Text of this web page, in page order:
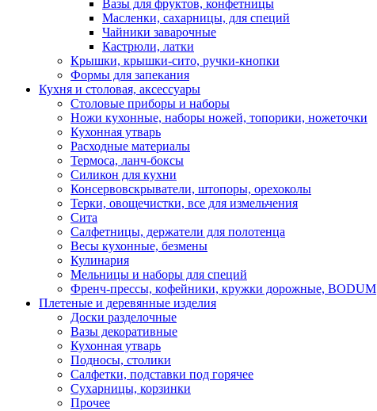
Вазы для фруктов, конфетницы
Масленки, сахарницы, для специй
Чайники заварочные
Кастрюли, латки
Крышки, крышки-сито, ручки-кнопки
Формы для запекания
Кухня и столовая, аксессуары
Столовые приборы и наборы
Ножи кухонные, наборы ножей, топорики, ножеточки
Кухонная утварь
Расходные материалы
Термоса, ланч-боксы
Силикон для кухни
Консервовскрыватели, штопоры, орехоколы
Терки, овощечистки, все для измельчения
Сита
Салфетницы, держатели для полотенца
Весы кухонные, безмены
Кулинария
Мельницы и наборы для специй
Френч-прессы, кофейники, кружки дорожные, BODUM
Плетеные и деревянные изделия
Доски разделочные
Вазы декоративные
Кухонная утварь
Подносы, столики
Салфетки, подставки под горячее
Сухарницы, корзинки
Прочее